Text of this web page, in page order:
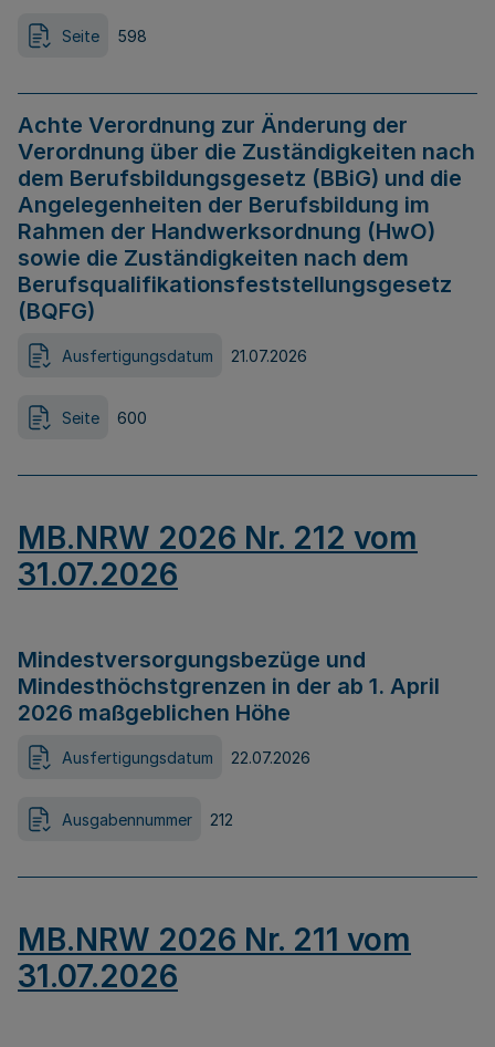
Seite 598
Achte Verordnung zur Änderung der
Verordnung über die Zuständigkeiten nach
dem Berufsbildungsgesetz (BBiG) und die
Angelegenheiten der Berufsbildung im
Rahmen der Handwerksordnung (HwO)
sowie die Zuständigkeiten nach dem
Berufsqualifikationsfeststellungsgesetz
(BQFG)
Ausfertigungsdatum 21.07.2026
Seite 600
MB.NRW 2026 Nr. 212 vom
31.07.2026
Mindestversorgungsbezüge und
Mindesthöchstgrenzen in der ab 1. April
2026 maßgeblichen Höhe
Ausfertigungsdatum 22.07.2026
Ausgabennummer 212
MB.NRW 2026 Nr. 211 vom
31.07.2026